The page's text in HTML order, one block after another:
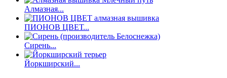
Алмазная...
ПИОНОВ ЦВЕТ...
Сирень...
Йоркширский...